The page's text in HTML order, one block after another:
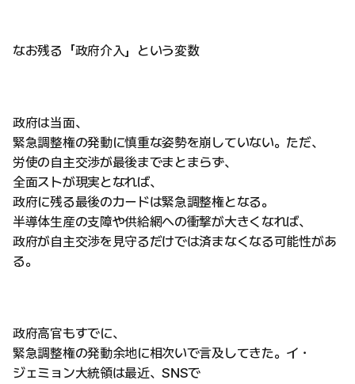
なお残る「政府介入」という変数
政府は当面、
緊急調整権の発動に慎重な姿勢を崩していない。ただ、
労使の自主交渉が最後までまとまらず、
全面ストが現実となれば、
政府に残る最後のカードは緊急調整権となる。
半導体生産の支障や供給網への衝撃が大きくなれば、
政府が自主交渉を見守るだけでは済まなくなる可能性があ
る。
政府高官もすでに、
緊急調整権の発動余地に相次いで言及してきた。イ・
ジェミョン大統領は最近、SNSで